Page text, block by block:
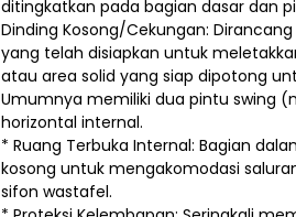
ditingkatkan pada bagian dasar dan
Dinding Kosong/Cekungan:
yang telah disiapkan untuk
atau area solid yang siap dipotong
Umumnya memiliki dua pintu swing
horizontal internal.
* Ruang Terbuka Internal: Bagian
kosong untuk mengakomodasi
sifon wastafel.